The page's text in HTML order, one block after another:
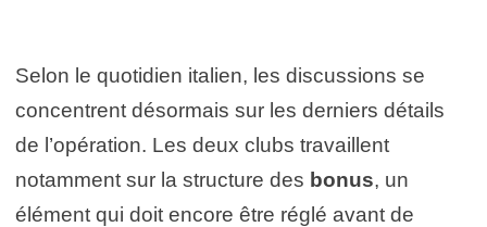
Selon le quotidien italien, les discussions se
concentrent désormais sur les derniers détails
de l’opération. Les deux clubs travaillent
notamment sur la structure des bonus, un
élément qui doit encore être réglé avant de